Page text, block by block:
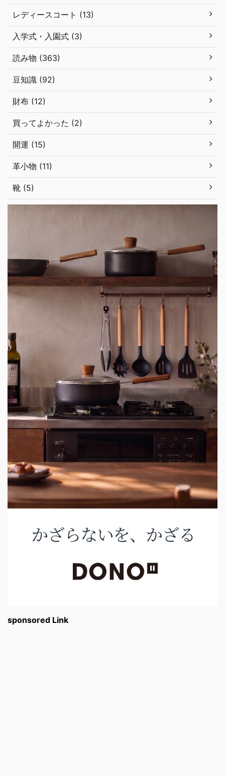
レディースコート (13)
入学式・入園式 (3)
読み物 (363)
豆知識 (92)
財布 (12)
買ってよかった (2)
開運 (15)
革小物 (11)
靴 (5)
sponsored Link